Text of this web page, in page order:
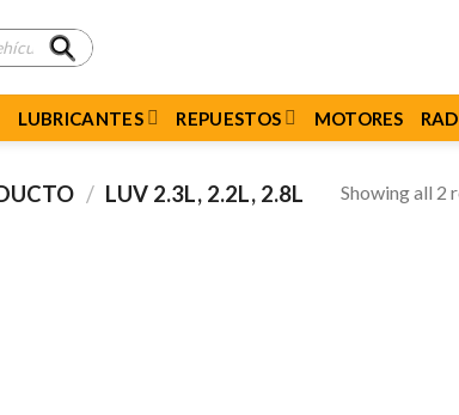
LUBRICANTES REPUESTOS MOTORES
/ LUV 2.3L, 2.2L, 2.8L Showing all 2